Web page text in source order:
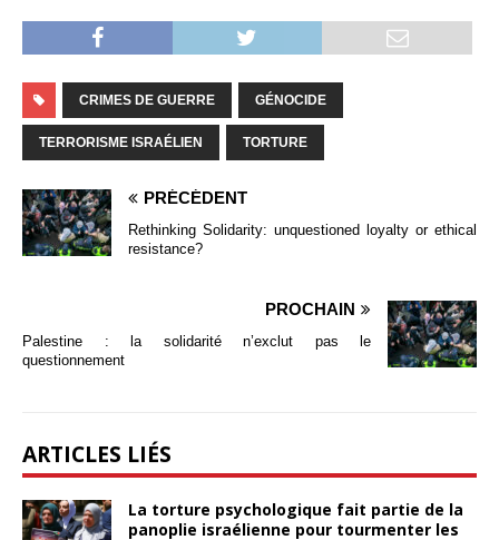
CRIMES DE GUERRE GÉNOCIDE
TERRORISME ISRAÉLIEN TORTURE
PRÉCÉDENT
Rethinking Solidarity: unquestioned loyalty or ethical
resistance?
PROCHAIN
Palestine : la solidarité n’exclut pas le
questionnement
ARTICLES LIÉS
La torture psychologique fait partie de la
panoplie israélienne pour tourmenter les